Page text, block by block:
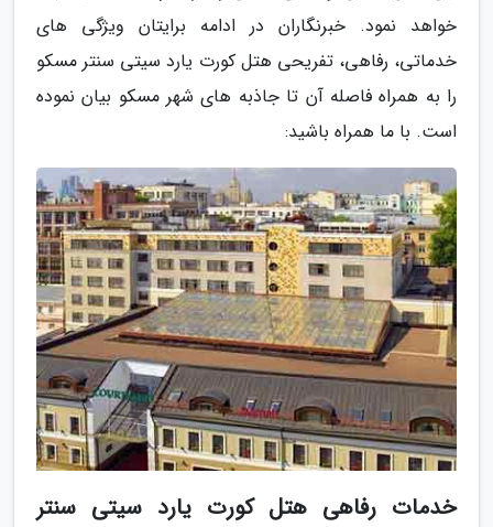
خواهد نمود. خبرنگاران در ادامه برایتان ویژگی های
خدماتی، رفاهی، تفریحی هتل کورت یارد سیتی سنتر مسکو
را به همراه فاصله آن تا جاذبه های شهر مسکو بیان نموده
است. با ما همراه باشید:
خدمات رفاهی هتل کورت یارد سیتی سنتر